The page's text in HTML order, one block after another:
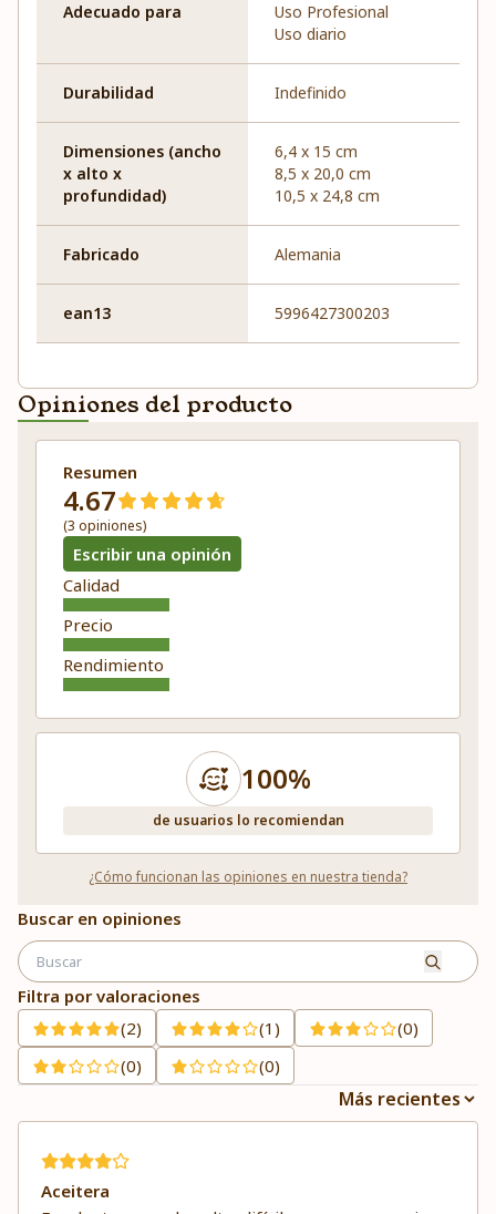
Adecuado para
Uso Profesional
Uso diario
Durabilidad Indefinido
Dimensiones (ancho
x alto x
profundidad)
6,4 x 15 cm
8,5 x 20,0 cm
10,5 x 24,8 cm
Fabricado Alemania
ean13 5996427300203
Opiniones del producto
Resumen
4.67
(3 opiniones)
Escribir una opinión
Calidad
Precio
Rendimiento
100%
de usuarios lo recomiendan
¿Cómo funcionan las opiniones en nuestra tienda?
Buscar en opiniones
Filtra por valoraciones
(2)
(1)
(0)
(0)
(0)
Aceitera